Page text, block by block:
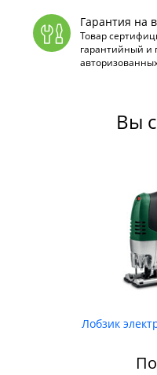
Гарантия на
Товар
гарантийный и
Вы
Лобзик